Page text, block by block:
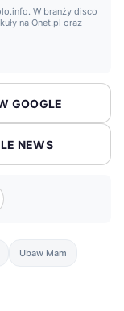
W branży disco
na Onet.pl oraz
GOOGLE
NEWS
Ubaw Mam